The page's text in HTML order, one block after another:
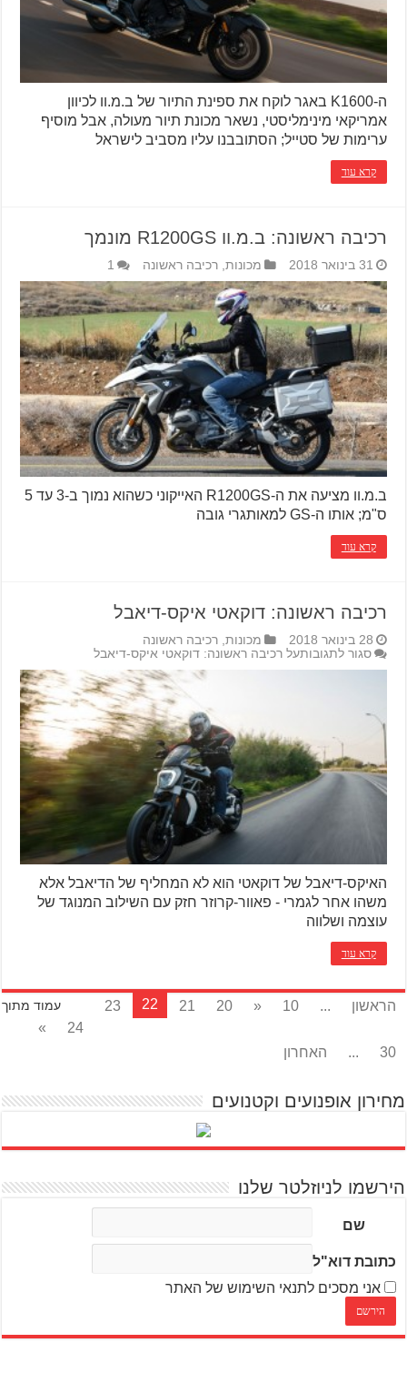
ה-K1600 באגר לוקח את ספינת התיור של ב.מ.וו לכיוון
אמריקאי מינימליסטי, נשאר מכונת תיור מעולה, אבל מוסיף
ערימות של סטייל; הסתובבנו עליו מסביב לישראל
קרא עוד
רכיבה ראשונה: ב.מ.וו R1200GS מונמך
31 בינואר 2018 מכונות ,רכיבה ראשונה 1
ב.מ.וו מציעה את ה-R1200GS האייקוני כשהוא נמוך ב-3 עד 5
ס"מ; אותו ה-GS למאותגרי גובה
קרא עוד
רכיבה ראשונה: דוקאטי איקס-דיאבל
28 בינואר 2018 מכונות ,רכיבה ראשונה
סגור לתגובותעל רכיבה ראשונה: דוקאטי איקס-דיאבל
האיקס-דיאבל של דוקאטי הוא לא המחליף של הדיאבל אלא
משהו אחר לגמרי - פאוור-קרוזר חזק עם השילוב המנוגד של
עוצמה ושלווה
קרא עוד
עמוד מתוך הראשון ...
10
«
20
21
22
23
24
»
30
... האחרון
מחירון אופנועים וקטנועים
הירשמו לניוזלטר שלנו
שם
כתובת דוא"ל
אני מסכים לתנאי השימוש של האתר